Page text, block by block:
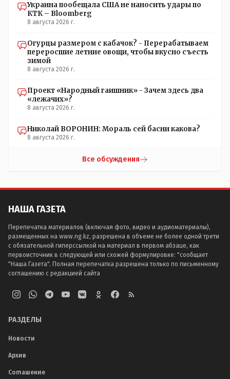
Украина пообещала США не наносить удары по
КТК – Bloomberg
8 августа 2026 г.
Огурцы размером с кабачок? - Перерабатываем
переросшие летние овощи, чтобы вкусно съесть
зимой
8 августа 2026 г.
Проект «Народный гаишник» - Зачем здесь два
«лежачих»?
8 августа 2026 г.
Николай ВОРОНИН: Мораль сей басни какова?
8 августа 2026 г.
Все обсуждения
НАША ГАЗЕТА
Перепечатка материалов (включая фото, видео и аудиоматериалы),
размещенных на www.ng.kz, разрешена в объеме не более одной трети
с обязательной гиперссылкой на материал в первом абзаце, как
первоисточник в следующей или схожей формулировке: "сообщает
"Наша Газета". Полная перепечатка разрешена только по письменному
соглашению с редакцией сайта
РАЗДЕЛЫ
Новости
Архив
Соглашение